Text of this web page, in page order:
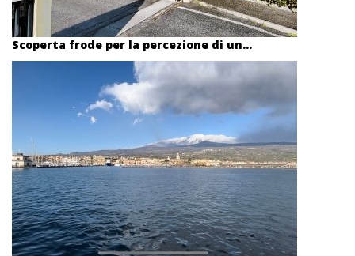
Scoperta frode per la percezione di un...